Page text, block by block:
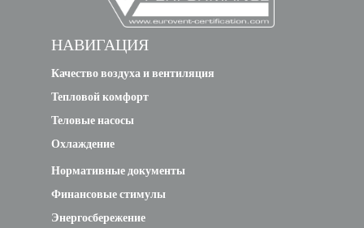
НАВИГАЦИЯ
Качество воздуха и вентиляция
Тепловой комфорт
Теловые насосы
Охлаждение
Нормативные документы
Финансовые стимулы
Энергосбережение